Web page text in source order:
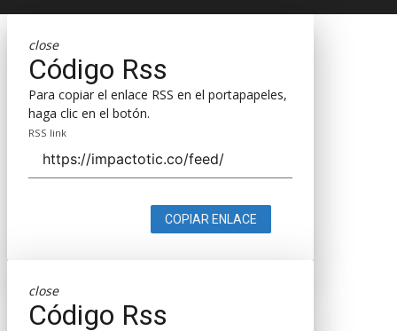
close
Código Rss
Para copiar el enlace RSS en el portapapeles,
haga clic en el botón.
RSS link
COPIAR ENLACE
close
Código Rss